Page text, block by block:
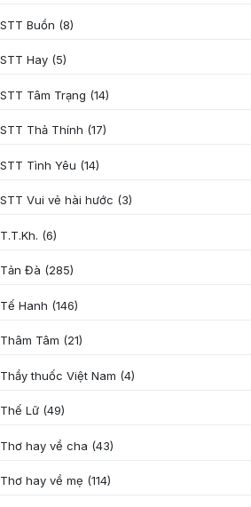
STT Buồn (8)
STT Hay (5)
STT Tâm Trạng (14)
STT Thả Thính (17)
STT Tình Yêu (14)
STT Vui vẻ hài hước (3)
T.T.Kh. (6)
Tản Đà (285)
Tế Hanh (146)
Thâm Tâm (21)
Thầy thuốc Việt Nam (4)
Thế Lữ (49)
Thơ hay về cha (43)
Thơ hay về mẹ (114)